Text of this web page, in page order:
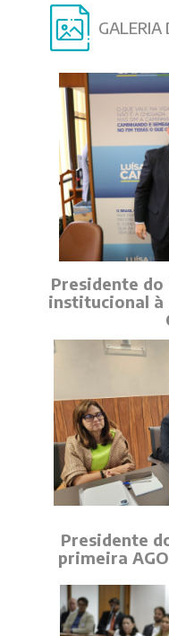
GALERIA
Presidente do
institucional à
Presidente
primeira